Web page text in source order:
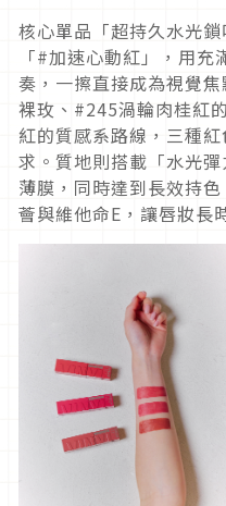
核心單品「超持久水光
「#加速心動紅」，用
奏，一擦直接成為視覺
裸玫、#245渦輪肉桂紅
紅的質感系路線，三種
求。質地則搭載「水光
薄膜，同時達到長效持
薈與維他命E，讓唇妝長